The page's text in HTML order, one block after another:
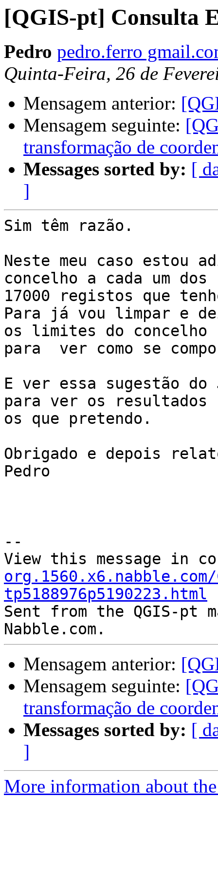
[QGIS-pt] Consulta
Pedro pedro.ferro
Quinta-Feira, 26 de
Mensagem anterior:
Mensagem seguinte:
transformação de
Messages sorted by: [
]
Sim têm razão.
Neste meu caso estou
concelho a cada um dos
17000 registos que
Para já vou limpar e
os limites do concelho
para  ver como se
E ver essa sugestão do
para ver os resultados
os que pretendo.
Obrigado e depois
Pedro
--
View this message in
tp5188976p5190223.html
Sent from the QGIS-
Mensagem anterior:
Mensagem seguinte:
transformação de
Messages sorted by: [
]
More information about